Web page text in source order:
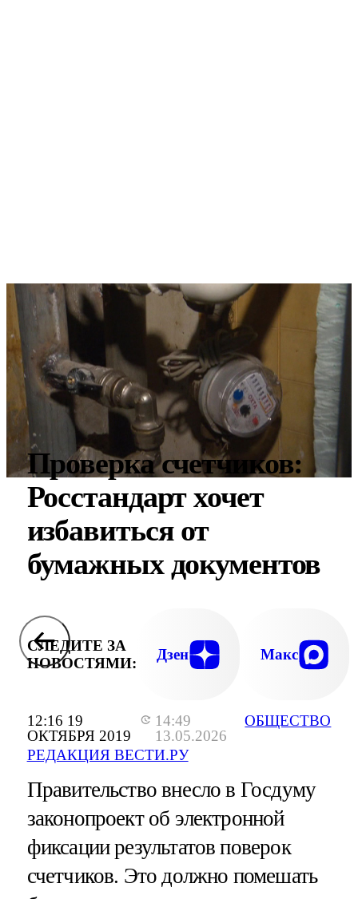
12:16 19
ОКТЯБРЯ 2019
14:49
13.05.2026
РЕДАКЦИЯ ВЕСТИ.РУ
ОБЩЕСТВО
Проверка счетчиков:
Росстандарт хочет
избавиться от
бумажных документов
СЛЕДИТЕ ЗА
НОВОСТЯМИ:
Дзен Макс
Правительство внесло в Госдуму
законопроект об электронной
фиксации результатов поверок
счетчиков. Это должно помешать